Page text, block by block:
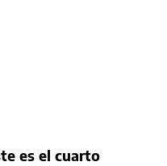
es el cuarto